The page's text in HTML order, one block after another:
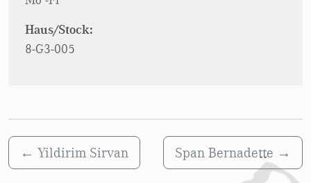
Haus/Stock:
8-G3-005
← Yildirim Sirvan Span Bernadette →